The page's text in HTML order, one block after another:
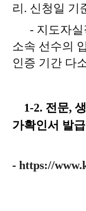
리. 신청일 기
- 지도자실
소속 선수의
인증 기간 다
1-2. 전문,
가확인서 발
- https://